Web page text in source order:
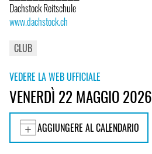
Dachstock Reitschule
www.dachstock.ch
CLUB
VEDERE LA WEB UFFICIALE
VENERDÌ 22 MAGGIO 2026
AGGIUNGERE AL CALENDARIO